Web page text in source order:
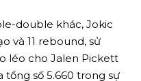
double khác, Jokic
và 11 rebound, sử
léo cho Jalen Pickett
tổng số 5.660 trong sự